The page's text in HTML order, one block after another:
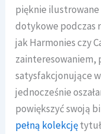
pięknie
dotykowe podczas
jak Harmonies czy
zainteresowaniem,
satysfakcjonujące
jednocześnie
powiększyć swoją
pełną kolekcję